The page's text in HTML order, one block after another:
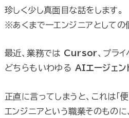
珍しく少し真面目な話をします。
※あくまで一エンジニアとしての
最近、業務では Cursor、プラ
どちらもいわゆる AIエージェン
正直に言ってしまうと、これは「
エンジニアという職業そのものに